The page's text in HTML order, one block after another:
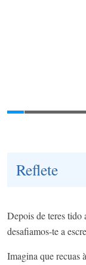
Reflete
Depois de teres tido
desafiamos-te a
Imagina que recuas